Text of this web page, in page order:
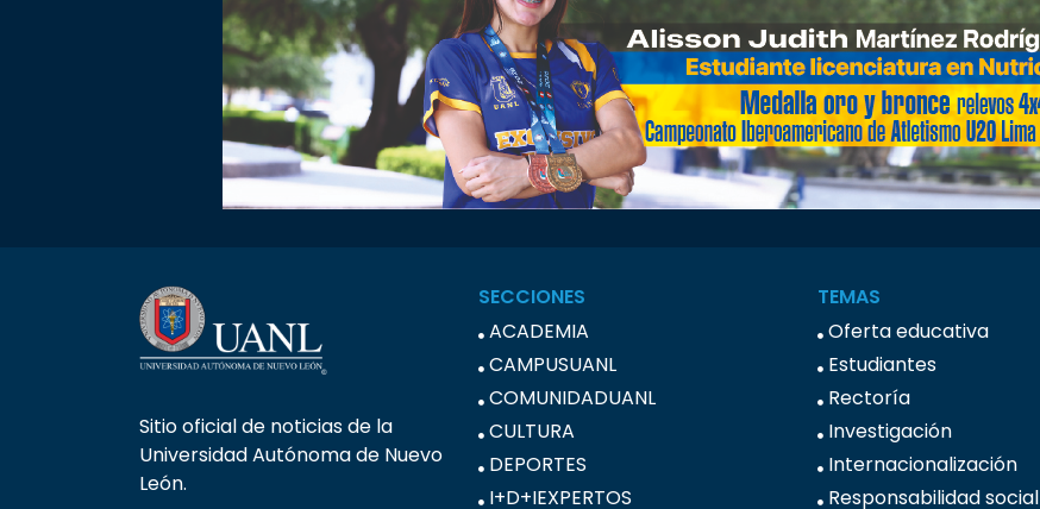
Sitio oficial de noticias de la
Universidad Autónoma de Nuevo
León.
SECCIONES
ACADEMIA
CAMPUSUANL
COMUNIDADUANL
CULTURA
DEPORTES
I+D+IEXPERTOS
TEMAS
Oferta educativa
Estudiantes
Rectoría
Investigación
Internacionalización
Responsabilidad social